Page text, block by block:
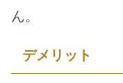
ん。
デメリット